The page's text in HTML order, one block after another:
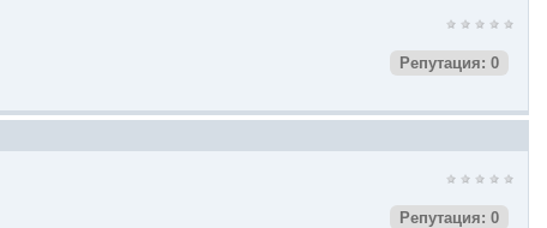
Репутация: 0
Репутация: 0